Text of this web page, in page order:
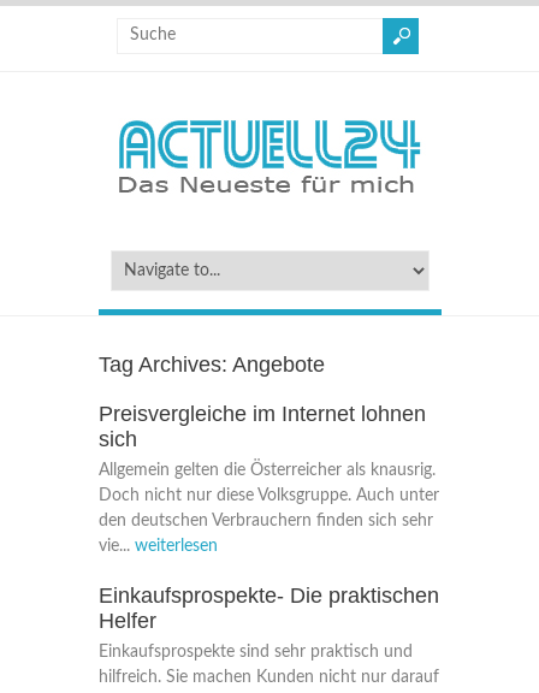
Tag Archives: Angebote
Preisvergleiche im Internet lohnen
sich
Allgemein gelten die Österreicher als knausrig.
Doch nicht nur diese Volksgruppe. Auch unter
den deutschen Verbrauchern finden sich sehr
vie... weiterlesen
Einkaufsprospekte- Die praktischen
Helfer
Einkaufsprospekte sind sehr praktisch und
hilfreich. Sie machen Kunden nicht nur darauf